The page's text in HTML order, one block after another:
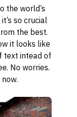
the world’s
so crucial
the best.
it looks like
text intead of
No worries.